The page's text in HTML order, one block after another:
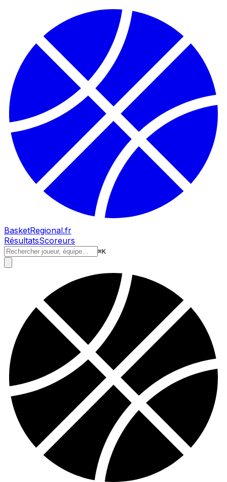
BasketRegional.fr
RésultatsScoreurs
⌘K